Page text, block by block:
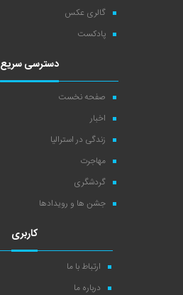
گالری عکس
پادکست
دسترسی سریع
صفحه نخست
اخبار
زندگی در استرالیا
مهاجرت
گردشگری
جشن ها و رویدادها
کاربری
ارتباط با ما
درباره ما